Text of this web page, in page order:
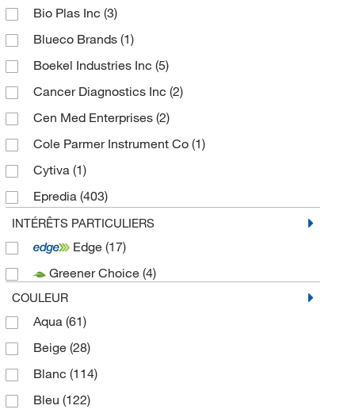
Bio Plas Inc (3)
Blueco Brands (1)
Boekel Industries Inc (5)
Cancer Diagnostics Inc (2)
Cen Med Enterprises (2)
Cole Parmer Instrument Co (1)
Cytiva (1)
Epredia (403)
Fisherbrand(41)
General Data Company Inc
Mopec(5)
SCIGEN INC
Simport Scientific
Statlab(229)
Technidata
INTÉRÊTS PARTICULIERS
Edge (17)
Greener Choice (4)
COULEUR
Aqua (61)
Beige (28)
Blanc (114)
Bleu (122)